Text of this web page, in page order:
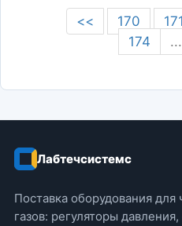
<< 170 171
174
...
Лабтечсистемс
Поставка оборудования
газов: регуляторы